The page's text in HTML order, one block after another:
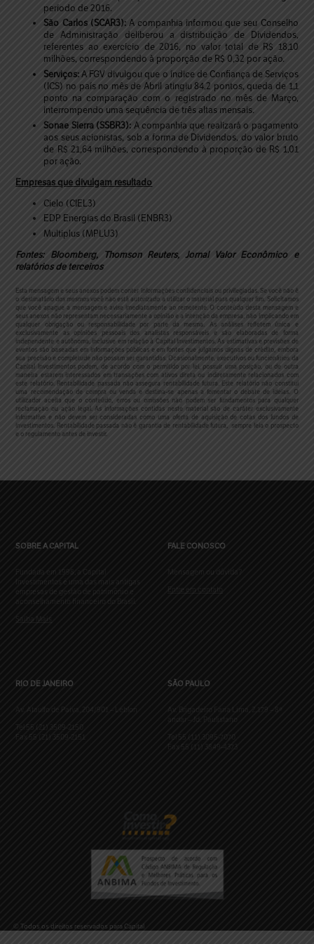
período de 2016.
São Carlos (SCAR3):A companhia informou que seu Conselho
de Administração deliberou a distribuição de Dividendos,
referentes ao exercício de 2016, no valor total de R$ 18,10
milhões, correspondendo à proporção de R$ 0,32 por ação.
Serviços: A FGV divulgou que o índice de Confiança de Serviços
(ICS) no país no mês de Abril atingiu 84,2 pontos, queda de 1,1
ponto na comparação com o registrado no mês de Março,
interrompendo uma sequência de três altas mensais.
Sonae Sierra (SSBR3): A companhia que realizará o pagamento
aos seus acionistas, sob a forma de Dividendos, do valor bruto
de R$ 21,64 milhões, correspondendo à proporção de R$ 1,01
por ação.
Empresas que divulgam resultado
Cielo (CIEL3)
EDP Energias do Brasil (ENBR3)
Multiplus (MPLU3)
Fontes: Bloomberg, Thomson Reuters, Jornal Valor Econômico e
relatórios de terceiros
Esta mensagem e seus anexos podem conter informações confidenciais ou privilegiadas. Se você não é
o destinatário dos mesmos você não está autorizado a utilizar o material para qualquer fim. Solicitamos
que você apague a mensagem e avise imediatamente ao remetente. O conteúdo desta mensagem e
seus anexos não representam necessariamente a opinião e a intenção da empresa, não implicando em
qualquer obrigação ou responsabilidade por parte da mesma. As análises refletem única e
exclusivamente as opiniões pessoais dos analistas responsáveis e são elaboradas de forma
independente e autônoma, inclusive em relação à Capital Investimentos. As estimativas e previsões de
eventos são baseadas em informações públicas e em fontes que julgamos dignas de crédito, embora
sua precisão e completude não possam ser garantidas. Ocasionalmente, executivos ou funcionários da
Capital Investimentos podem, de acordo com o permitido por lei, possuir uma posição, ou de outra
maneira estarem interessados em transações com ativos direta ou indiretamente relacionados com
este relatório. Rentabilidade passada não assegura rentabilidade futura. Este relatório não constitui
uma recomendação de compra ou venda e destina-se apenas a fomentar o debate de ideias. O
utilizador aceita que o conteúdo, erros ou omissões não podem ser fundamentos para qualquer
reclamação ou ação legal.
As informações contidas neste material são de caráter exclusivamente
informativo e não devem ser consideradas como uma oferta de aquisição de cotas dos fundos de
investimentos. Rentabilidade passada não é garantia de rentabilidade futura, sempre leia o prospecto
e o regulamento antes de investir.
SOBRE A CAPITAL
Fundada em 1998, a Capital
Investimentos é uma das mais antigas
empresas de gestão de patrimônio e
aconselhamento financeiro do Brasil.
Saiba Mais
FALE CONOSCO
Mensagem ou dúvida?
Entre em contato
RIO DE JANEIRO
Av. Ataulfo de Paiva, 204/901 – Leblon
Tel 55 (21) 3509-2150
Fax 55 (21) 3509-2151
SÃO PAULO
Av. Brigadeiro Faria Lima, 2.179 – 8º
andar – Jd. Paulistano
Tel 55 (11) 3095-7070
Fax 55 (11) 3849-4373
© Todos os direitos reservados para Capital